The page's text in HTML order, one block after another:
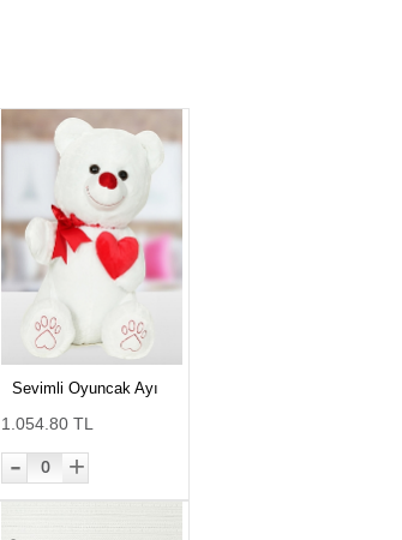
Sevimli Oyuncak Ayı
1.054.80 TL
- 0 +